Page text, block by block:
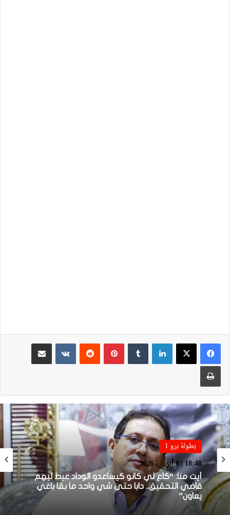
لينكدإن بينتيريست
مشاركة عبر البريد
طباعة
بطولة برو 1
18:48 | 8 أبريل، 2026
بطولة برو 1
22:23 | 6 أبريل، 2026
توالي النتائج السلبية يلاحق الوداد الرياضي بعد
تعادل جديد أمام الدفاع الحسني الجديدي